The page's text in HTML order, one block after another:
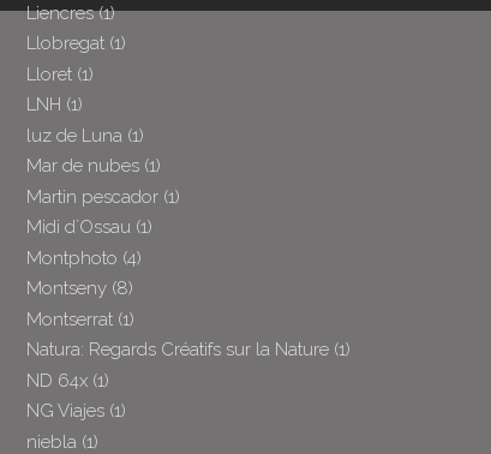
Liencres(1)
Llobregat (1)
Lloret (1)
LNH (1)
luz de Luna (1)
Mar de nubes (1)
Martin pescador (1)
Midi d´Ossau (1)
Montphoto (4)
Montseny (8)
Montserrat (1)
Natura: Regards Créatifs sur la Nature (1)
ND 64x (1)
NG Viajes (1)
niebla (1)